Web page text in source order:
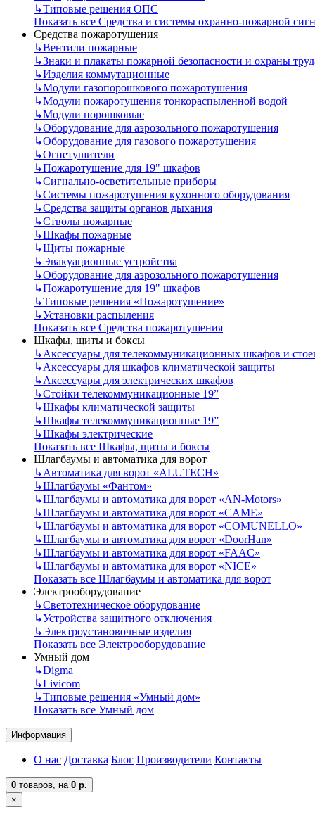
↳Типовые решения ОПС
Показать все Средства и системы охранно-пожарной
Средства пожаротушения
↳Вентили пожарные
↳Знаки и плакаты пожарной безопасности и охраны
↳Изделия коммутационные
↳Модули газопорошкового пожаротушения
↳Модули пожаротушения тонкораспыленной водой
↳Модули порошковые
↳Оборудование для аэрозольного пожаротушения
↳Оборудование для газового пожаротушения
↳Огнетушители
↳Пожаротушение для 19" шкафов
↳Сигнально-осветительные приборы
↳Системы пожаротушения кухонного оборудования
↳Средства защиты органов дыхания
↳Стволы пожарные
↳Шкафы пожарные
↳Щиты пожарные
↳Эвакуационные устройства
↳Оборудование для аэрозольного пожаротушения
↳Пожаротушение для 19" шкафов
↳Типовые решения «Пожаротушение»
↳Установки распыления
Показать все Средства пожаротушения
Шкафы, щиты и боксы
↳Аксессуары для телекоммуникационных шкафов и
↳Аксессуары для шкафов климатической защиты
↳Аксессуары для электрических шкафов
↳Стойки телекоммуникационные 19”
↳Шкафы климатической защиты
↳Шкафы телекоммуникационные 19”
↳Шкафы электрические
Показать все Шкафы, щиты и боксы
Шлагбаумы и автоматика для ворот
↳Автоматика для ворот «ALUTECH»
↳Шлагбаумы «Фантом»
↳Шлагбаумы и автоматика для ворот «AN-Motors»
↳Шлагбаумы и автоматика для ворот «CAME»
↳Шлагбаумы и автоматика для ворот «COMUNELLO»
↳Шлагбаумы и автоматика для ворот «DoorHan»
↳Шлагбаумы и автоматика для ворот «FAAC»
↳Шлагбаумы и автоматика для ворот «NICE»
Показать все Шлагбаумы и автоматика для ворот
Электрооборудование
↳Светотехническое оборудование
↳Устройства защитного отключения
↳Электроустановочные изделия
Показать все Электрооборудование
Умный дом
↳Digma
↳Livicom
↳Типовые решения «Умный дом»
Показать все Умный дом
Информация
О нас Доставка Блог Производители Контакты
0 товаров, на 0 р.
×